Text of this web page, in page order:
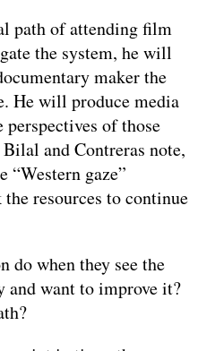
path of attending film
the system, he will
maker the
He will produce media
of those
and Contreras note,
“Western gaze”
resources to continue
do when they see the
want to improve it?